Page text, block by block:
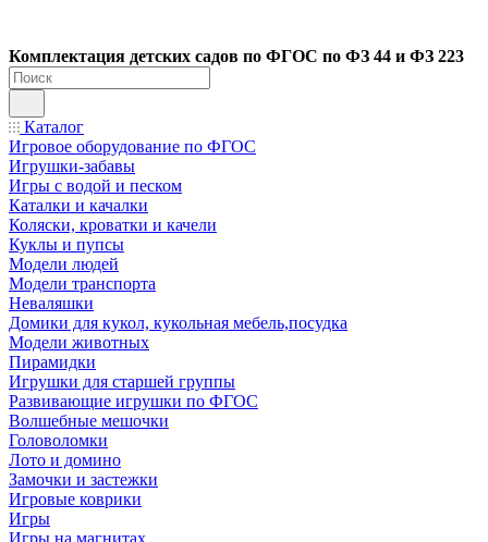
Комплектация детских садов по ФГОC по ФЗ 44 и ФЗ 223
Каталог
Игровое оборудование по ФГОС
Игрушки-забавы
Игры с водой и песком
Каталки и качалки
Коляски, кроватки и качели
Куклы и пупсы
Модели людей
Модели транспорта
Неваляшки
Домики для кукол, кукольная мебель,посудка
Модели животных
Пирамидки
Игрушки для старшей группы
Развивающие игрушки по ФГОС
Волшебные мешочки
Головоломки
Лото и домино
Замочки и застежки
Игровые коврики
Игры
Игры на магнитах